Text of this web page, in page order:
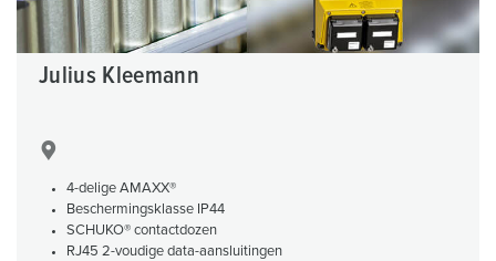
Julius Kleemann
4-delige AMAXX®
Beschermingsklasse IP44
SCHUKO® contactdozen
RJ45 2-voudige data-aansluitingen